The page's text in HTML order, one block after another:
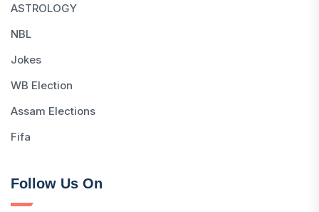
ASTROLOGY
NBL
Jokes
WB Election
Assam Elections
Fifa
Follow Us On